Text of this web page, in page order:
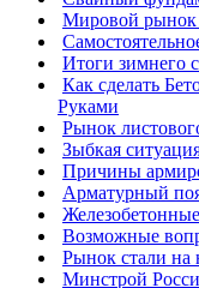
Мировой рынок
Итоги зимнего
Как сделать
Руками
Рынок
Зыбкая
Причины
Арматурный
Возможные
Рынок стали на
Минстрой